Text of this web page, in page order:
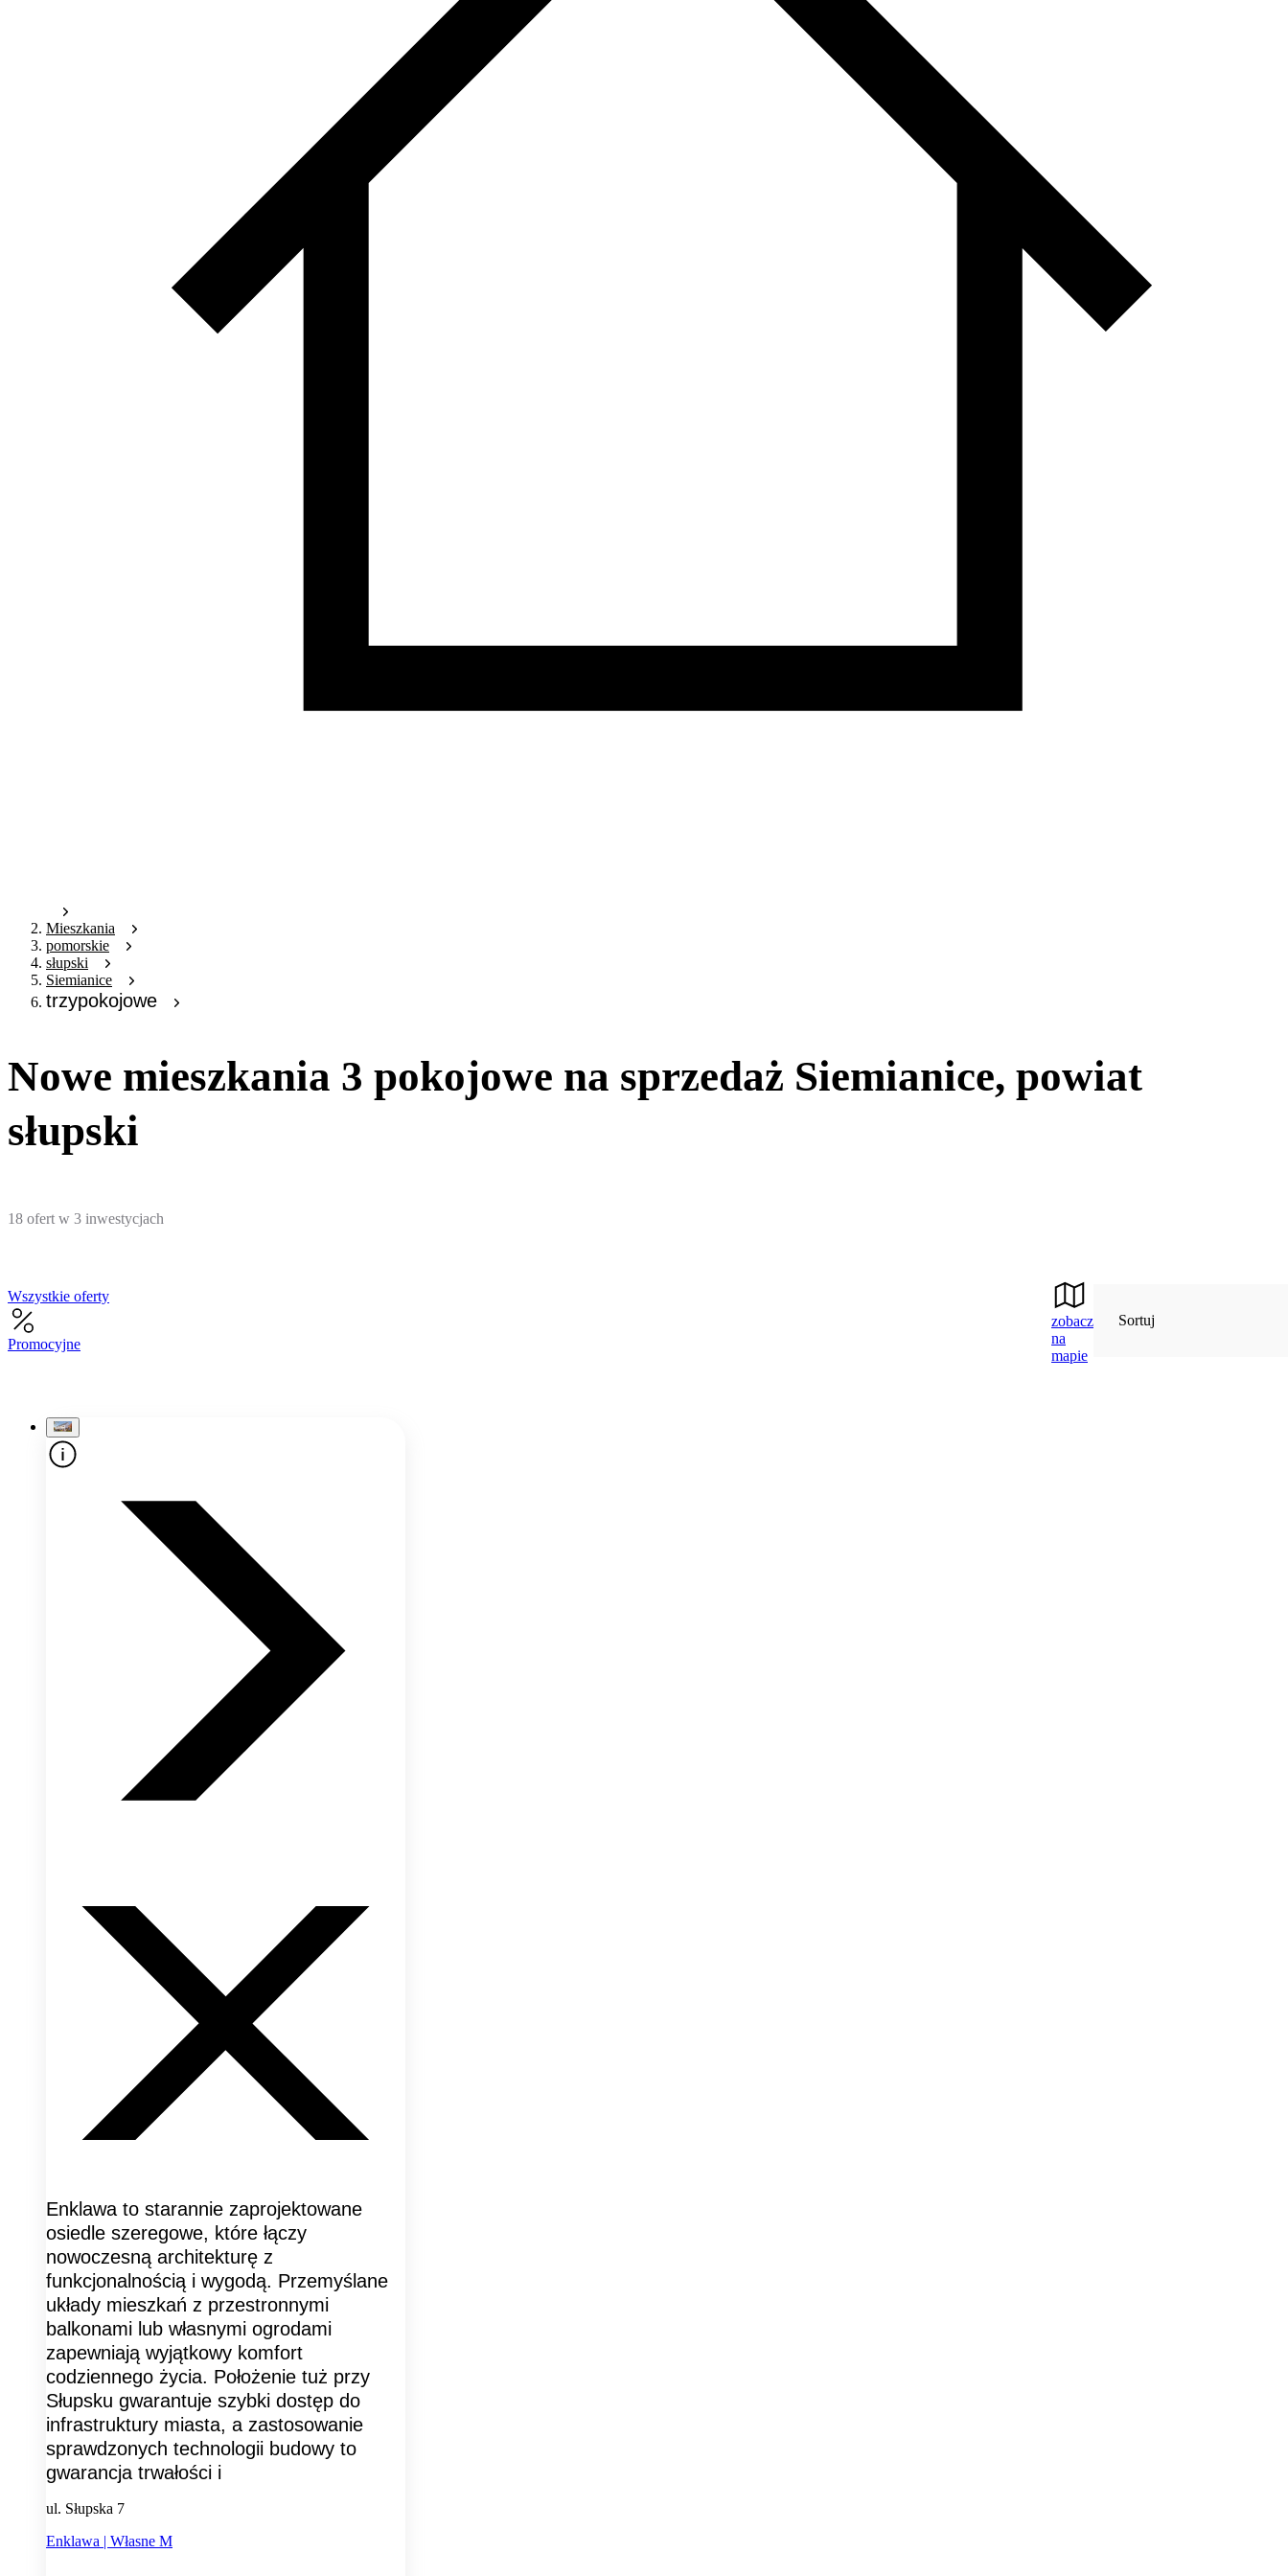
Mieszkania
pomorskie
słupski
Siemianice
trzypokojowe
Nowe mieszkania 3 pokojowe na sprzedaż Siemianice, powiat
słupski
18 ofert w 3 inwestycjach
Wszystkie oferty
Promocyjne
zobacz
na
mapie
Sortuj
Enklawa to starannie zaprojektowane
osiedle szeregowe, które łączy
nowoczesną architekturę z
funkcjonalnością i wygodą. Przemyślane
układy mieszkań z przestronnymi
balkonami lub własnymi ogrodami
zapewniają wyjątkowy komfort
codziennego życia. Położenie tuż przy
Słupsku gwarantuje szybki dostęp do
infrastruktury miasta, a zastosowanie
sprawdzonych technologii budowy to
gwarancja trwałości i
ul. Słupska 7
Enklawa | Własne M